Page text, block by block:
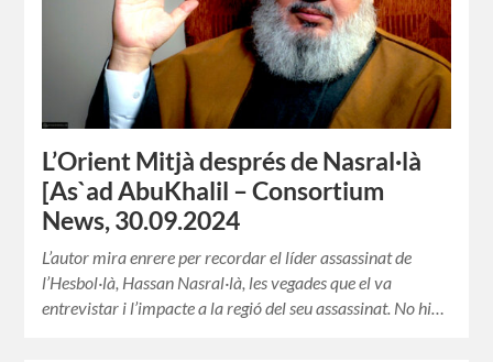
L’Orient Mitjà després de Nasral·là
[As`ad AbuKhalil – Consortium
News, 30.09.2024
L’autor mira enrere per recordar el líder assassinat de
l’Hesbol·là, Hassan Nasral·là, les vegades que el va
entrevistar i l’impacte a la regió del seu assassinat. No hi…